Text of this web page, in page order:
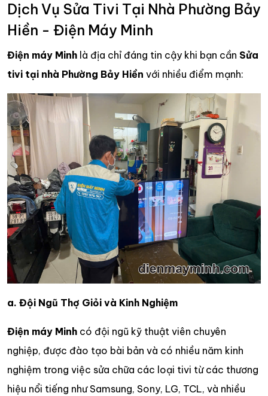
Dịch Vụ Sửa Tivi Tại Nhà Phường Bảy
Hiền - Điện Máy Minh
Điện máy Minh là địa chỉ đáng tin cậy khi bạn cần Sửa
tivi tại nhà Phường Bảy Hiền với nhiều điểm mạnh:
a. Đội Ngũ Thợ Giỏi và Kinh Nghiệm
Điện máy Minh có đội ngũ kỹ thuật viên chuyên
nghiệp, được đào tạo bài bản và có nhiều năm kinh
nghiệm trong việc sửa chữa các loại tivi từ các thương
hiệu nổi tiếng như Samsung, Sony, LG, TCL, và nhiều